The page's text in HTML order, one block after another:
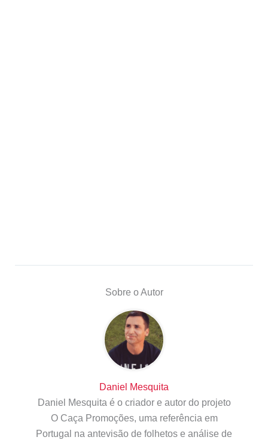
Sobre o Autor
Daniel Mesquita
Daniel Mesquita é o criador e autor do projeto
O Caça Promoções, uma referência em
Portugal na antevisão de folhetos e análise de